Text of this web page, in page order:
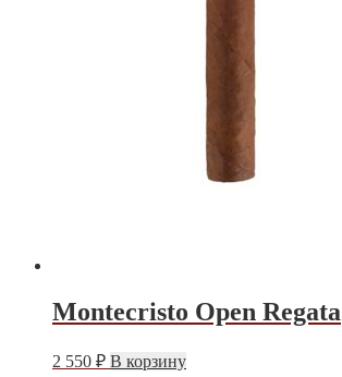
Montecristo Open Regata
2 550 ₽ В корзину